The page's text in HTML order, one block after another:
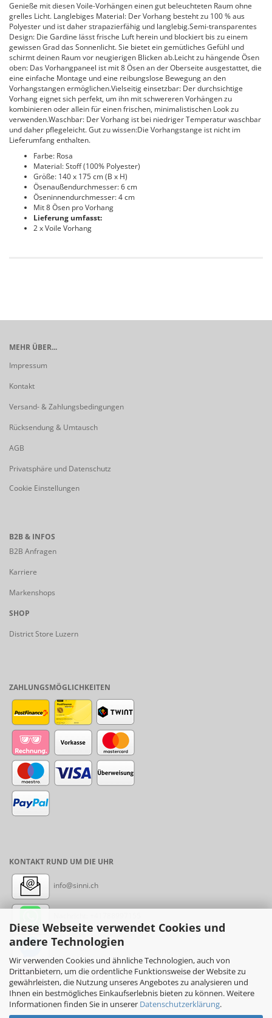
Diese Webseite verwendet Cookies und
andere Technologien
Wir verwenden Cookies und ähnliche Technologien, auch von
Drittanbietern, um die ordentliche Funktionsweise der Website zu
gewährleisten, die Nutzung unseres Angebotes zu analysieren und
Ihnen ein bestmögliches Einkaufserlebnis bieten zu können. Weitere
Informationen finden Sie in unserer Datenschutzerklärung.
Genieße mit diesen Voile-Vorhängen einen gut beleuchteten Raum ohne
grelles Licht. Langlebiges Material: Der Vorhang besteht zu 100 % aus
Polyester und ist daher strapazierfähig und langlebig.Semi-transparentes
Design: Die Gardine lässt frische Luft herein und blockiert bis zu einem
gewissen Grad das Sonnenlicht. Sie bietet ein gemütliches Gefühl und
schirmt deinen Raum vor neugierigen Blicken ab.Leicht zu hängende Ösen
oben: Das Vorhangpaneel ist mit 8 Ösen an der Oberseite ausgestattet, die
eine einfache Montage und eine reibungslose Bewegung an den
Vorhangstangen ermöglichen.Vielseitig einsetzbar: Der durchsichtige
Vorhang eignet sich perfekt, um ihn mit schwereren Vorhängen zu
kombinieren oder allein für einen frischen, minimalistischen Look zu
verwenden.Waschbar: Der Vorhang ist bei niedriger Temperatur waschbar
und daher pflegeleicht. Gut zu wissen:Die Vorhangstange ist nicht im
Lieferumfang enthalten.
Farbe: Rosa
Material: Stoff (100% Polyester)
Größe: 140 x 175 cm (B x H)
Ösenaußendurchmesser: 6 cm
Öseninnendurchmesser: 4 cm
Mit 8 Ösen pro Vorhang
Lieferung umfasst:
2 x Voile Vorhang
MEHR ÜBER...
Impressum
Kontakt
Versand- & Zahlungsbedingungen
Rücksendung & Umtausch
AGB
Privatsphäre und Datenschutz
Cookie Einstellungen
B2B & INFOS
B2B Anfragen
Karriere
Markenshops
SHOP
District Store Luzern
ZAHLUNGSMÖGLICHKEITEN
KONTAKT RUND UM DIE UHR
info@sinni.ch
Messenger: sinni.ch
Instagram: sinni_ch